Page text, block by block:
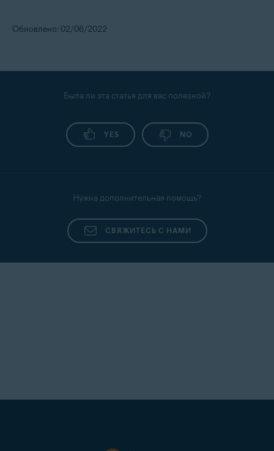
Обновлено: 02/06/2022
Была ли эта статья для вас полезной?
YES NO
Нужна дополнительная помощь?
СВЯЖИТЕСЬ С НАМИ